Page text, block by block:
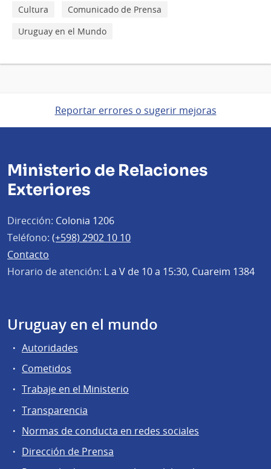
Cultura
Comunicado de Prensa
Uruguay en el Mundo
Reportar errores o sugerir mejoras
Ministerio de Relaciones
Exteriores
Dirección: Colonia 1206
Teléfono: (+598) 2902 10 10
Contacto
Horario de atención: L a V de 10 a 15:30, Cuareim 1384
Uruguay en el mundo
Autoridades
Cometidos
Trabaje en el Ministerio
Transparencia
Normas de conducta en redes sociales
Dirección de Prensa